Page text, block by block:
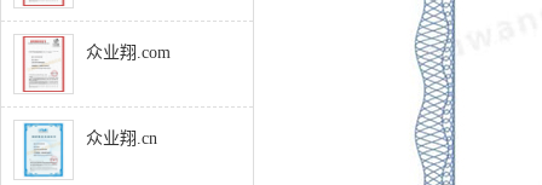
众业翔.com
众业翔.cn